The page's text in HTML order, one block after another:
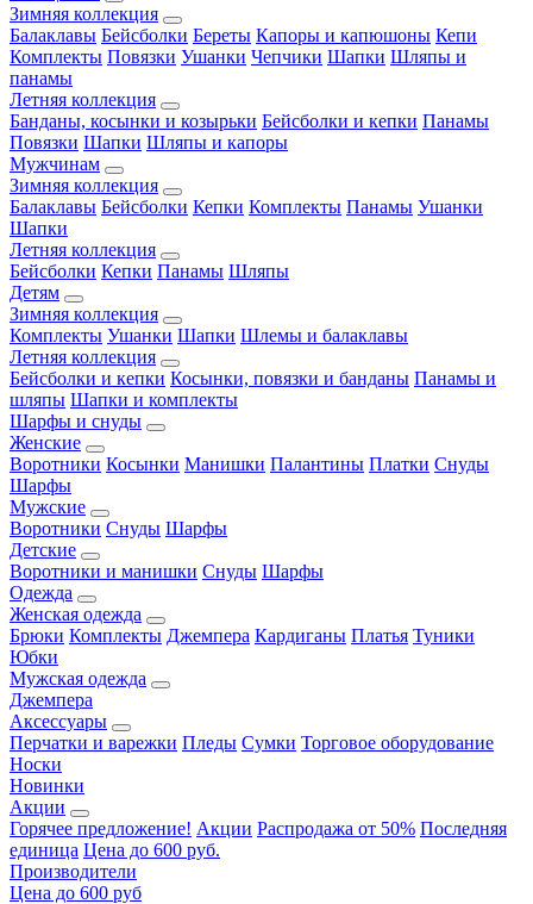
Зимняя коллекция
Балаклавы Бейсболки Береты Капоры и капюшоны Кепи
Комплекты Повязки Ушанки Чепчики Шапки Шляпы и
панамы
Летняя коллекция
Банданы, косынки и козырьки Бейсболки и кепки Панамы
Повязки Шапки Шляпы и капоры
Мужчинам
Зимняя коллекция
Балаклавы Бейсболки Кепки Комплекты Панамы Ушанки
Шапки
Летняя коллекция
Бейсболки Кепки Панамы Шляпы
Детям
Зимняя коллекция
Комплекты Ушанки Шапки Шлемы и балаклавы
Летняя коллекция
Бейсболки и кепки Косынки, повязки и банданы Панамы и
шляпы Шапки и комплекты
Шарфы и снуды
Женские
Воротники Косынки Манишки Палантины Платки Снуды
Шарфы
Мужские
Воротники Снуды Шарфы
Детские
Воротники и манишки Снуды Шарфы
Одежда
Женская одежда
Брюки Комплекты Джемпера Кардиганы Платья Туники
Юбки
Мужская одежда
Джемпера
Аксессуары
Перчатки и варежки Пледы Сумки Торговое оборудование
Носки
Новинки
Акции
Горячее предложение! Акции Распродажа от 50% Последняя
единица Цена до 600 руб.
Производители
Цена до 600 руб